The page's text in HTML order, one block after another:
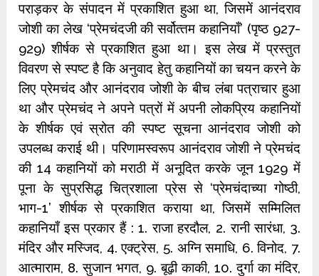
पराड़कर के संपादन में प्रकाशित हुआ था, जिसमें आनंदराव
जोशी का लेख ‘प्रेमचंदजी की सर्वोत्‍तम कहानियाँ’ (पृष्‍ठ 927-
929) शीर्षक से प्रकाशित हुआ था। इस लेख में प्रस्‍तुत
विवरण से स्‍पष्‍ट है कि अनुवाद हेतु कहानियों का चयन करने के
लिए प्रेमचंद और आनंदराव जोशी के बीच लंबा पत्राचार हुआ
था और प्रेमचंद ने अपने पत्रों में अपनी लोकप्रिय कहानियों
के शीर्षक एवं स्रोत की स्‍पष्‍ट सूचना आनंदराव जोशी को
उपलब्‍ध कराई थी। परिणामस्‍वरूप आनंदराव जोशी ने प्रेमचंद
की 14 कहानियों को मराठी में अनूदित करके जून 1929 में
पूना के सुप्रसिद्ध चित्रशाला प्रेस से ‘प्रेमचंदाच्‍या गोष्‍ठी,
भाग-1’ शीर्षक से प्रकाशित कराया था, जिसमें सम्मिलित
कहानियाँ इस प्रकार हैं : 1. राजा हरदौल, 2. रानी सारंधा, 3.
मंदिर और मस्जिद, 4. एक्‍ट्रेस, 5. अग्नि समाधि, 6. विनोद, 7.
आत्‍माराम, 8. सुजान भगत, 9. बूढ़ी काकी, 10. दुर्गा का मंदिर,